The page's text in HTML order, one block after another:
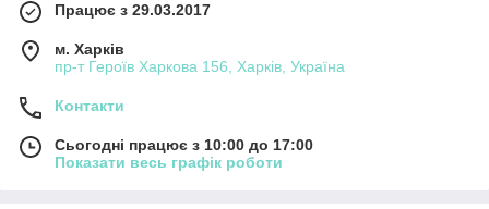
Працює з 29.03.2017
м. Харків
пр-т Героїв Харкова 156, Харків, Україна
Контакти
Сьогодні працює з 10:00 до 17:00
Показати весь графік роботи